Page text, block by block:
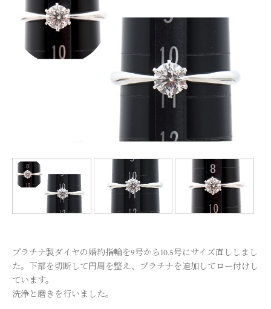
プラチナ製ダイヤの婚約指輪を9号から10.5号にサイズ直ししまし
た。下部を切断して円周を整え、プラチナを追加してロー付けし
ています。
洗浄と磨きを行いました。